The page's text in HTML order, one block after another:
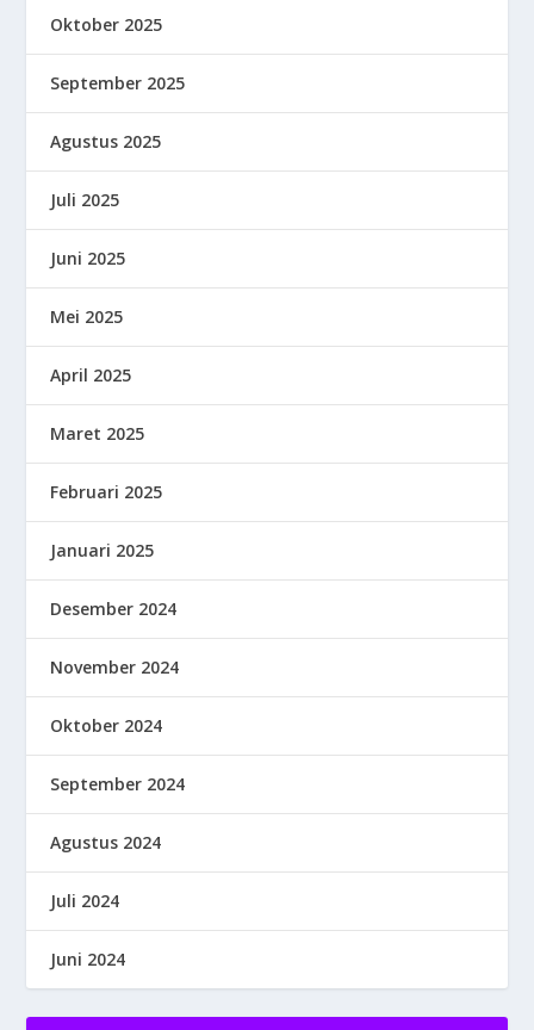
Oktober 2025
September 2025
Agustus 2025
Juli 2025
Juni 2025
Mei 2025
April 2025
Maret 2025
Februari 2025
Januari 2025
Desember 2024
November 2024
Oktober 2024
September 2024
Agustus 2024
Juli 2024
Juni 2024